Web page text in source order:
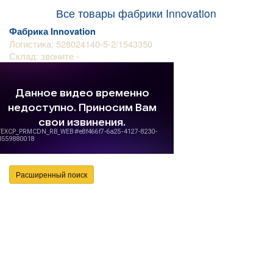
Все товары фабрики Innovation
Фабрика Innovation
Логистика: 528024140-5-2/1543350
Склад: звоните -
Расширенный поиск